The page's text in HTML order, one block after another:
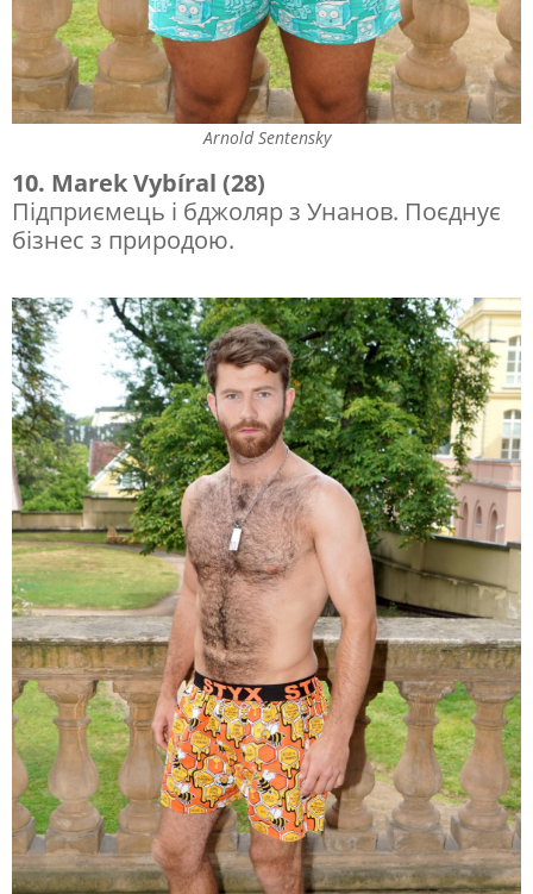
Arnold Sentensky
10. Marek Vybíral (28)
Підприємець і бджоляр з Унанов. Поєднує
бізнес з природою.